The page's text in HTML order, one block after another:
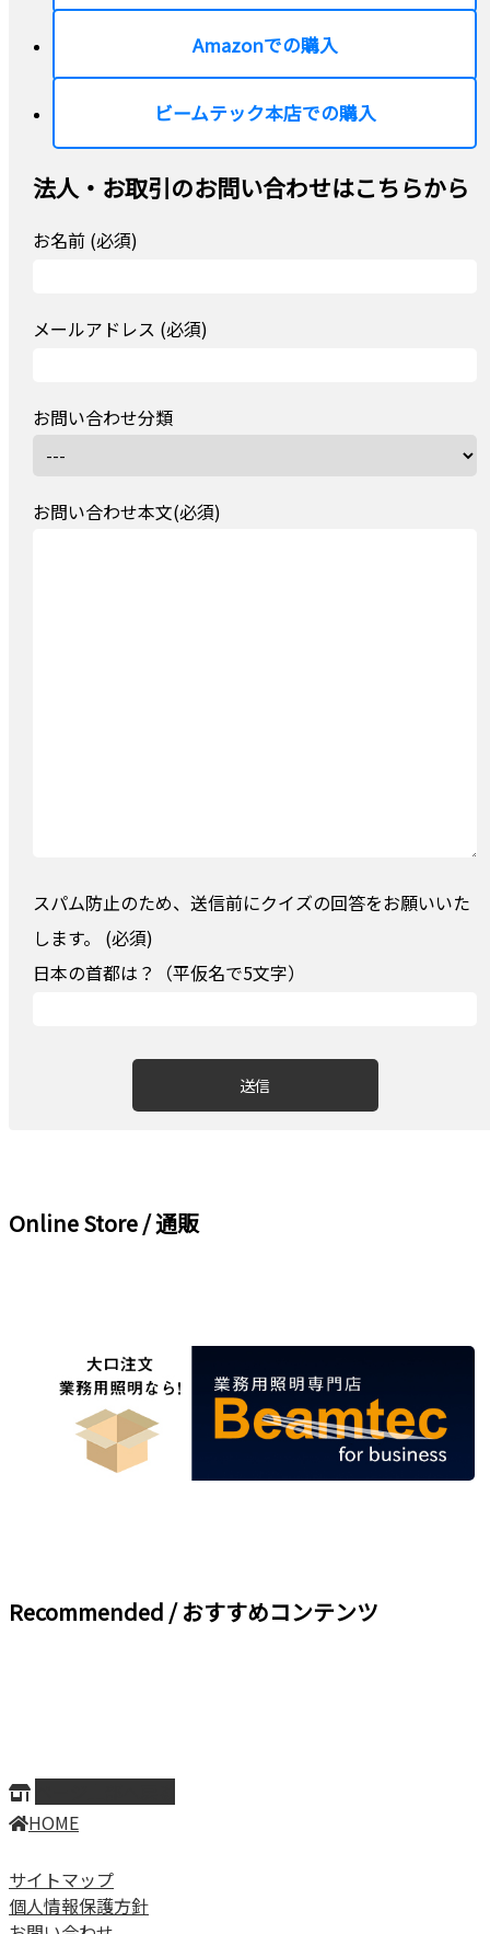
Amazonでの購入
ビームテック本店での購入
法人・お取引のお問い合わせはこちらから
お名前 (必須)
メールアドレス (必須)
お問い合わせ分類
お問い合わせ本文(必須)
スパム防止のため、送信前にクイズの回答をお願いいた
します。 (必須)
日本の首都は？（平仮名で5文字）
Online Store / 通販
Recommended / おすすめコンテンツ
HOME
サイトマップ
個人情報保護方針